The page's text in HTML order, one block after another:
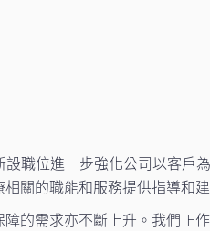
職位進一步強化公司以客戶
關的職能和服務提供指導和
的需求亦不斷上升。我們正